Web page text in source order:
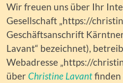
Wir freuen uns über Ihr
Gesellschaft „https://
Geschäftsanschrift
Lavant“ bezeichnet),
Webadresse „https://
über Christine Lavantfinden